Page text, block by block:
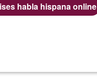
habla hispana online